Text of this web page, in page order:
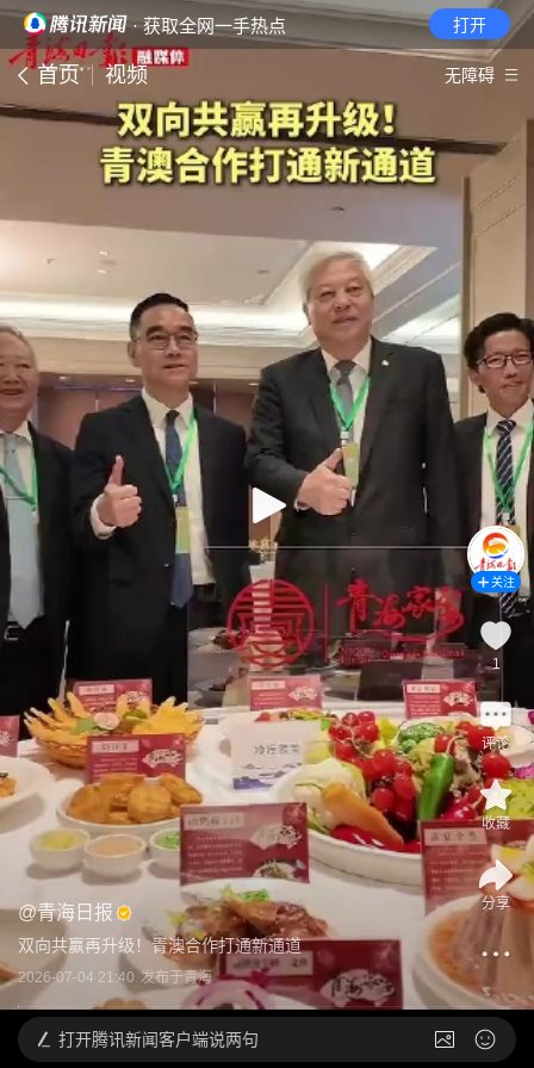
· 获取全网一手热点 打开
首页 视频 无障碍
@青海日报
双向共赢再升级！青澳合作打通新通道
2026-07-04 21:40 发布于青海
关注
1
评论
收藏
分享
打开腾讯新闻客户端说两句